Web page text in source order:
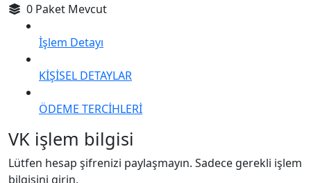
0 Paket Mevcut
İşlem Detayı
KİŞİSEL DETAYLAR
ÖDEME TERCİHLERİ
VK işlem bilgisi
Lütfen hesap şifrenizi paylaşmayın. Sadece gerekli işlem
bilgisini girin.